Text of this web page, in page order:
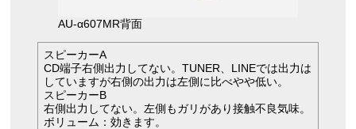
AU-α607MR背面
スピーカーA
CD端子右側出力してない。TUNER、LINEでは出力は
していますが右側の出力は左側に比べやや低い。
スピーカーB
右側出力してない。左側もガリがあり接触不良気味。
ボリューム：効きます。